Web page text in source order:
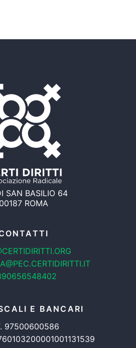
SAN BASILIO 64
00187 ROMA
E BANCARI
97500600586